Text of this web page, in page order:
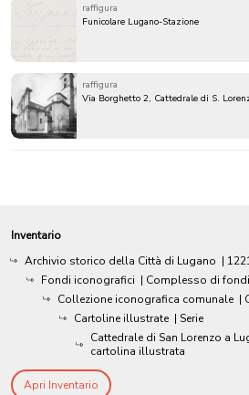
raffigura
Funicolare Lugano-Stazione
raffigura
Via Borghetto 2, Cattedrale di S.
Inventario
Archivio storico della Città di Lugano |
Fondi iconografici | Complesso di
Collezione iconografica comunale |
Cartoline illustrate | Serie
Cattedrale di San Lorenzo a
cartolina illustrata
Apri Inventario